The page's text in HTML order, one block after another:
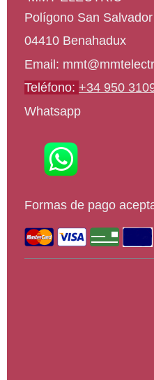
Polígono San Salvador
04410 Benahadux
Email:
Teléfono: +34 950
Whatsapp
Formas de pago